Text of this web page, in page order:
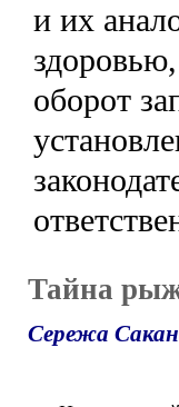
и их
оборот
Тайна
Сережа